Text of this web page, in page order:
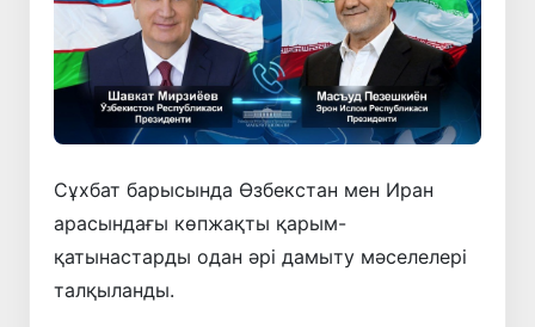
Сұхбат барысында Өзбекстан мен Иран
арасындағы көпжақты қарым-
қатынастарды одан әрі дамыту мәселелері
талқыланды.